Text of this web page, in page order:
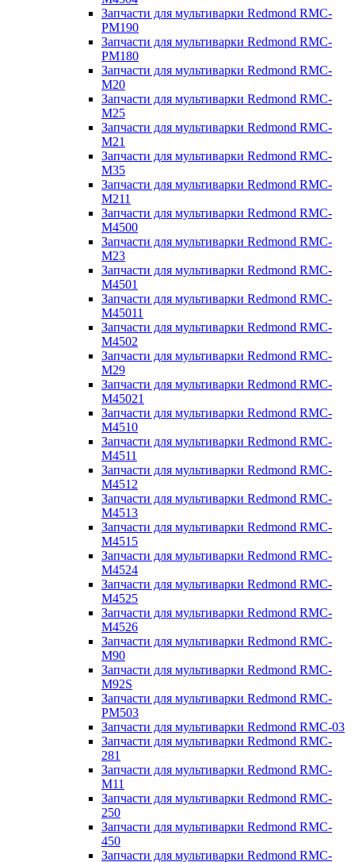
Запчасти для мультиварки Redmond RMC-
PM190
Запчасти для мультиварки Redmond RMC-
PM180
Запчасти для мультиварки Redmond RMC-
M20
Запчасти для мультиварки Redmond RMC-
M25
Запчасти для мультиварки Redmond RMC-
M21
Запчасти для мультиварки Redmond RMC-
M35
Запчасти для мультиварки Redmond RMC-
M211
Запчасти для мультиварки Redmond RMC-
M4500
Запчасти для мультиварки Redmond RMC-
M23
Запчасти для мультиварки Redmond RMC-
M4501
Запчасти для мультиварки Redmond RMC-
M45011
Запчасти для мультиварки Redmond RMC-
M4502
Запчасти для мультиварки Redmond RMC-
M29
Запчасти для мультиварки Redmond RMC-
M45021
Запчасти для мультиварки Redmond RMC-
M4510
Запчасти для мультиварки Redmond RMC-
M4511
Запчасти для мультиварки Redmond RMC-
M4512
Запчасти для мультиварки Redmond RMC-
M4513
Запчасти для мультиварки Redmond RMC-
M4515
Запчасти для мультиварки Redmond RMC-
M4524
Запчасти для мультиварки Redmond RMC-
M4525
Запчасти для мультиварки Redmond RMC-
M4526
Запчасти для мультиварки Redmond RMC-
M90
Запчасти для мультиварки Redmond RMC-
M92S
Запчасти для мультиварки Redmond RMC-
PM503
Запчасти для мультиварки Redmond RMC-03
Запчасти для мультиварки Redmond RMC-
281
Запчасти для мультиварки Redmond RMC-
M11
Запчасти для мультиварки Redmond RMC-
250
Запчасти для мультиварки Redmond RMC-
450
Запчасти для мультиварки Redmond RMC-